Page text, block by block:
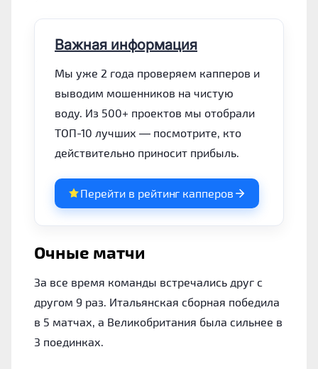
Важная информация
Мы уже 2 года проверяем капперов и
выводим мошенников на чистую
воду. Из 500+ проектов мы отобрали
ТОП-10 лучших — посмотрите, кто
действительно приносит прибыль.
Перейти в рейтинг капперов
Очные матчи
За все время команды встречались друг с
другом 9 раз. Итальянская сборная победила
в 5 матчах, а Великобритания была сильнее в
3 поединках.